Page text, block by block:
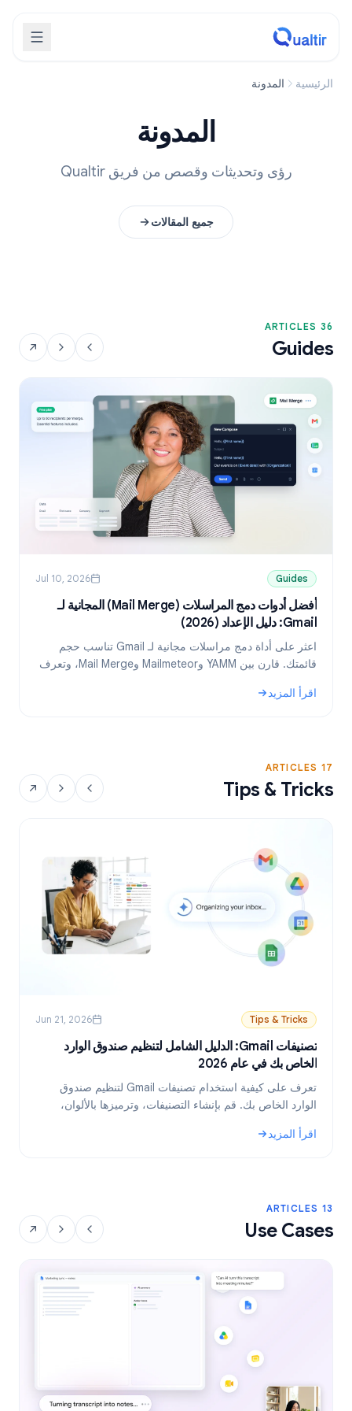
الرئيسية المدونة
المدونة
رؤى وتحديثات وقصص من فريق Qualtir
جميع المقالات
36 ARTICLES
Guides
Guides
Jul 10, 2026
أفضل أدوات دمج المراسلات (Mail Merge) المجانية لـ
Gmail: دليل الإعداد (2026)
اعثر على أداة دمج مراسلات مجانية لـ Gmail تناسب حجم
قائمتك. قارن بين YAMM وMailmeteor وMail Merge، وتعرف
اقرأ المزيد
: أفضل أدوات دمج المراسلات (Mail Merge) المجانية لـ Gmail: دليل الإعداد (2026)
17 ARTICLES
Tips & Tricks
Tips & Tricks
Jun 21, 2026
تصنيفات Gmail: الدليل الشامل لتنظيم صندوق الوارد
الخاص بك في عام 2026
تعرف على كيفية استخدام تصنيفات Gmail لتنظيم صندوق
الوارد الخاص بك. قم بإنشاء التصنيفات، وترميزها بالألوان،
أكثر كفاءة للبريد الإلكتروني.
اقرأ المزيد
: تصنيفات Gmail: الدليل الشامل لتنظيم صندوق الوارد الخاص بك في عام 2026
13 ARTICLES
Use Cases